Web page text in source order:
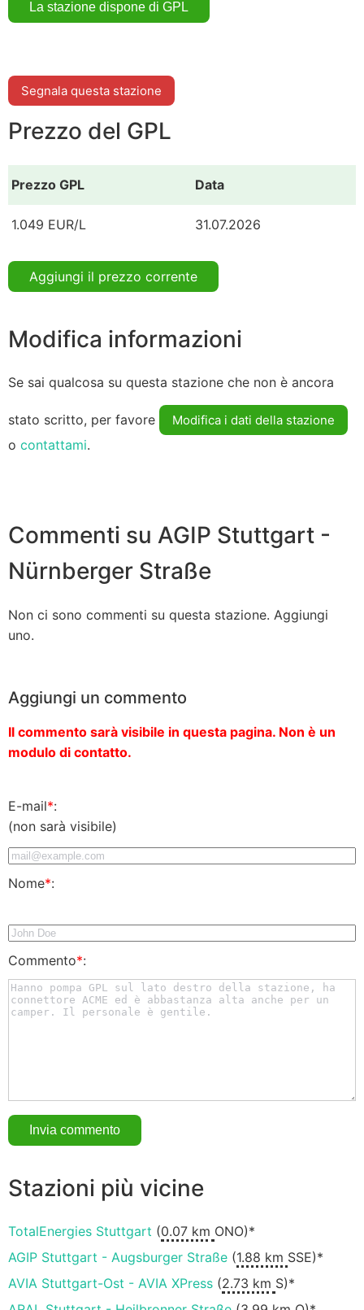
Segnala questa stazione
Prezzo del GPL
Prezzo GPL Data
1.049 EUR/L 31.07.2026
Aggiungi il prezzo corrente
Modifica informazioni
Se sai qualcosa su questa stazione che non è ancora
stato scritto, per favore Modifica i dati della stazione
o contattami.
Commenti su AGIP Stuttgart -
Nürnberger Straße
Non ci sono commenti su questa stazione. Aggiungi
uno.
Aggiungi un commento
Il commento sarà visibile in questa pagina. Non è un
modulo di contatto.
E-mail*:
(non sarà visibile)
Nome*:
Commento*:
Stazioni più vicine
TotalEnergies Stuttgart (0.07 km ONO)*
AGIP Stuttgart - Augsburger Straße (1.88 km SSE)*
AVIA Stuttgart-Ost - AVIA XPress (2.73 km S)*